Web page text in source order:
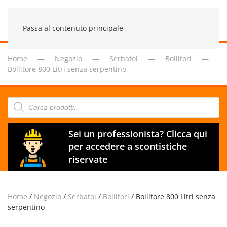
Passa al contenuto principale
Home Negozio Serbatoi
Bollitori
Bollitore 800 Litri senza serpentino
Products
search
Sei un professionista? Clicca qui
per accedere a scontistiche
riservate
Home / Negozio / Serbatoi / Bollitori / Bollitore 800 Litri senza
serpentino